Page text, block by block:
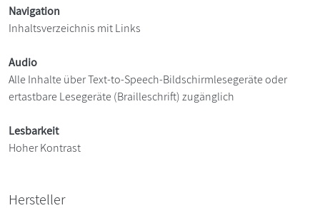
Navigation
Inhaltsverzeichnis mit Links
Audio
Alle Inhalte über Text-to-Speech-Bildschirmlesegeräte oder
ertastbare Lesegeräte (Brailleschrift) zugänglich
Lesbarkeit
Hoher Kontrast
Hersteller